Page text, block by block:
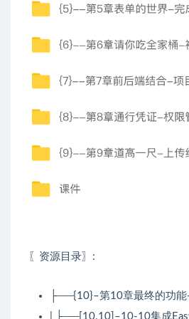
〖资源目录〗:
├──{10}–第10章最终的功
| ├──[10.10]–10-10集成